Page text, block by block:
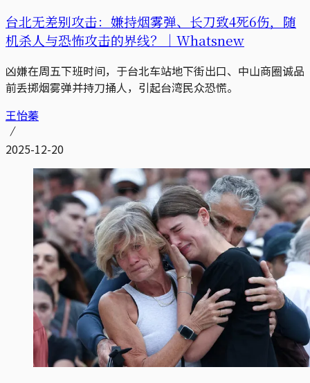
台北无差别攻击：嫌持烟雾弹、长刀致4死6伤，随
机杀人与恐怖攻击的界线？｜Whatsnew
凶嫌在周五下班时间，于台北车站地下街出口、中山商圈诚品
前丢掷烟雾弹并持刀捅人，引起台湾民众恐慌。
王怡蓁
2025-12-20